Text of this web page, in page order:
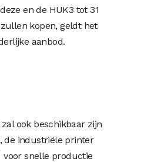
en de HUK3 tot 31
kopen, geldt het
aanbod.
ook beschikbaar zijn
de industriële printer
voor snelle productie